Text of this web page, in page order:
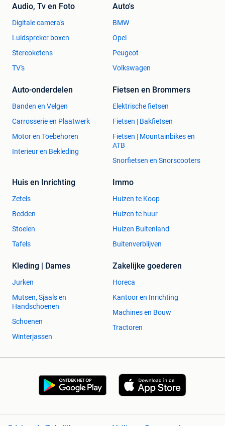
Audio, Tv en Foto
Digitale camera's
Luidspreker boxen
Stereoketens
TV's
Auto's
BMW
Opel
Peugeot
Volkswagen
Auto-onderdelen
Banden en Velgen
Carrosserie en Plaatwerk
Motor en Toebehoren
Interieur en Bekleding
Fietsen en Brommers
Elektrische fietsen
Fietsen | Bakfietsen
Fietsen | Mountainbikes en
ATB
Snorfietsen en Snorscooters
Huis en Inrichting
Zetels
Bedden
Stoelen
Tafels
Immo
Huizen te Koop
Huizen te huur
Huizen Buitenland
Buitenverblijven
Kleding | Dames
Jurken
Mutsen, Sjaals en
Handschoenen
Schoenen
Winterjassen
Zakelijke goederen
Horeca
Kantoor en Inrichting
Machines en Bouw
Tractoren